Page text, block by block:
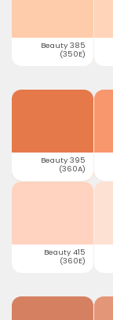
Beauty 385
(350E)
Beauty 395
(360A)
Beauty 415
(360E)